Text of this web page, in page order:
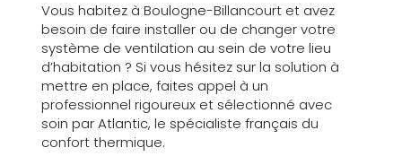
Vous habitez à Boulogne-Billancourt et avez
besoin de faire installer ou de changer votre
système de ventilation au sein de votre lieu
d’habitation ? Si vous hésitez sur la solution à
mettre en place, faites appel à un
professionnel rigoureux et sélectionné avec
soin par Atlantic, le spécialiste français du
confort thermique.